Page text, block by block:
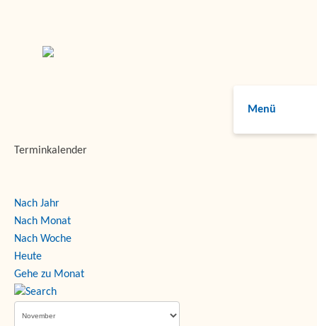
Menü
Terminkalender
Nach Jahr
Nach Monat
Nach Woche
Heute
Gehe zu Monat